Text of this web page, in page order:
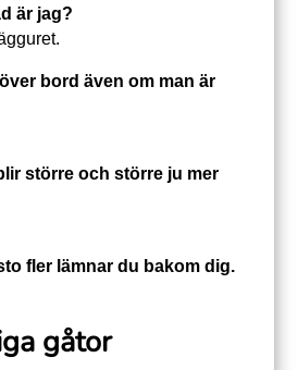
är jag?
bord även om man är
större och större ju mer
fler lämnar du bakom dig.
gåtor